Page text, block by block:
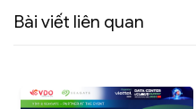
Bài viết liên quan